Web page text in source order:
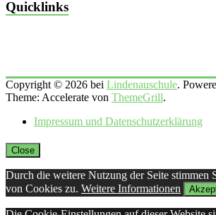
Quicklinks
Copyright © 2026 bei Lindenauschule.
Theme: Accelerate von ThemeGrill.
Impressum und Datenschutzerklärung
Close
Durch die weitere Nutzung der Seite stimmen
von Cookies zu. Weitere Informationen